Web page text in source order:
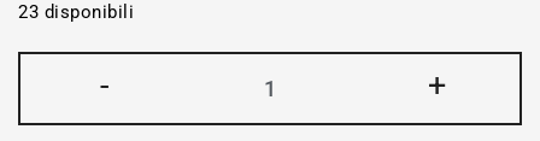
23 disponibili
- +